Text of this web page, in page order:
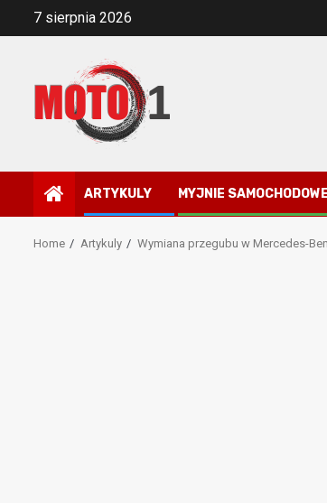
7 sierpnia 2026
ARTYKULY MYJNIE SAMOCHODOWE
Home Artykuly Wymiana przegubu w Mercedes-